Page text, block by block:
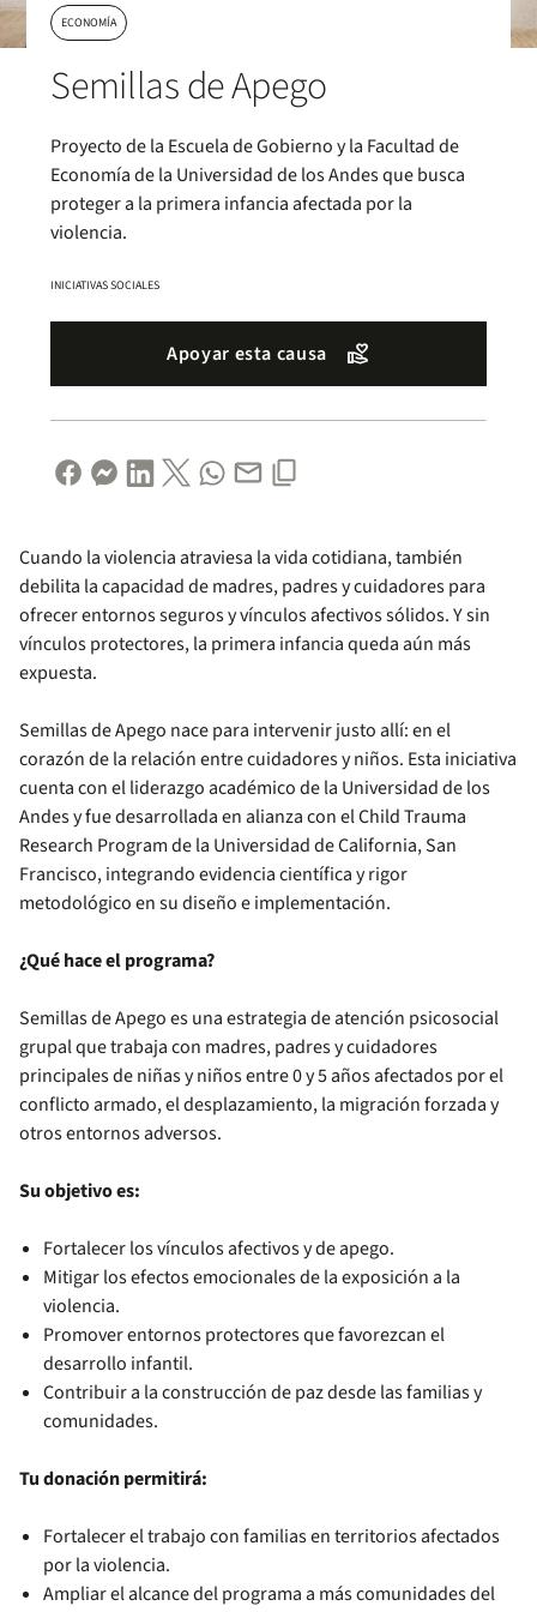
ECONOMÍA
Semillas de Apego
Proyecto de la Escuela de Gobierno y la Facultad de
Economía de la Universidad de los Andes que busca
proteger a la primera infancia afectada por la
violencia.
INICIATIVAS SOCIALES
Apoyar esta causa volunteer_activism
Cuando la violencia atraviesa la vida cotidiana, también
debilita la capacidad de madres, padres y cuidadores para
ofrecer entornos seguros y vínculos afectivos sólidos. Y sin
vínculos protectores, la primera infancia queda aún más
expuesta.
Semillas de Apego nace para intervenir justo allí: en el
corazón de la relación entre cuidadores y niños. Esta iniciativa
cuenta con el liderazgo académico de la Universidad de los
Andes y fue desarrollada en alianza con el Child Trauma
Research Program de la Universidad de California, San
Francisco, integrando evidencia científica y rigor
metodológico en su diseño e implementación.
¿Qué hace el programa?
Semillas de Apego es una estrategia de atención psicosocial
grupal que trabaja con madres, padres y cuidadores
principales de niñas y niños entre 0 y 5 años afectados por el
conflicto armado, el desplazamiento, la migración forzada y
otros entornos adversos.
Su objetivo es:
Fortalecer los vínculos afectivos y de apego.
Mitigar los efectos emocionales de la exposición a la
violencia.
Promover entornos protectores que favorezcan el
desarrollo infantil.
Contribuir a la construcción de paz desde las familias y
comunidades.
Tu donación permitirá:
Fortalecer el trabajo con familias en territorios afectados
por la violencia.
Ampliar el alcance del programa a más comunidades del